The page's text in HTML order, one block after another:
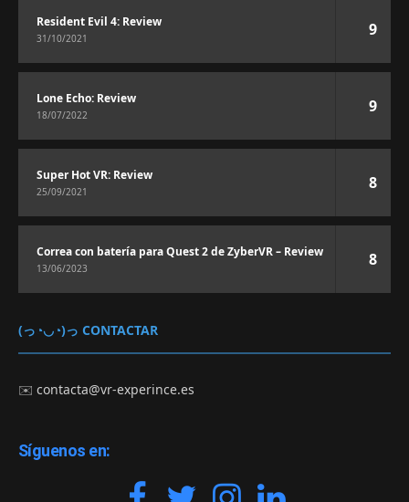
Resident Evil 4: Review
31/10/2021 9
Lone Echo: Review
18/07/2022 9
Super Hot VR: Review
25/09/2021 8
Correa con batería para Quest 2 de ZyberVR – Review
13/06/2023 8
(っ◔◡◔)っ CONTACTAR
✉️contacta@vr-experince.es
Síguenos en: